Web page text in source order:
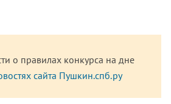
о правилах конкурса на дне
сайта Пушкин.спб.ру